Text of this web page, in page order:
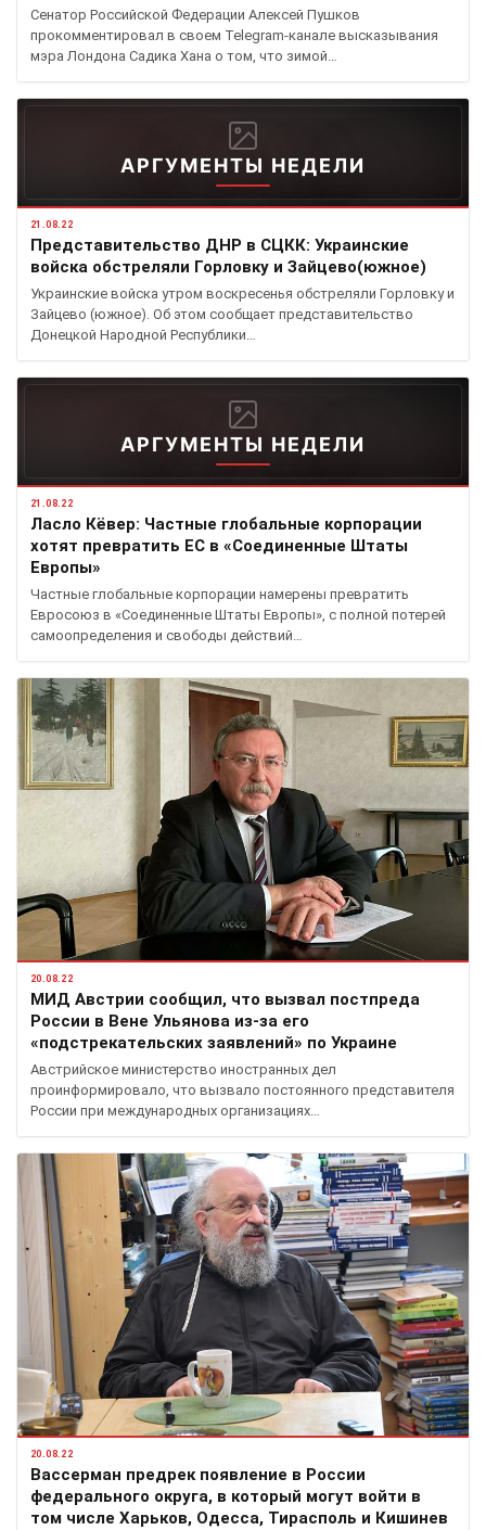
Сенатор Российской Федерации Алексей Пушков
прокомментировал в своем Telegram-канале высказывания
мэра Лондона Садика Хана о том, что зимой…
АРГУМЕНТЫ НЕДЕЛИ
21.08.22
Представительство ДНР в СЦКК: Украинские
войска обстреляли Горловку и Зайцево(южное)
Украинские войска утром воскресенья обстреляли Горловку и
Зайцево (южное). Об этом сообщает представительство
Донецкой Народной Республики…
АРГУМЕНТЫ НЕДЕЛИ
21.08.22
Ласло Кёвер: Частные глобальные корпорации
хотят превратить ЕС в «Соединенные Штаты
Европы»
Частные глобальные корпорации намерены превратить
Евросоюз в «Соединенные Штаты Европы», с полной потерей
самоопределения и свободы действий…
20.08.22
МИД Австрии сообщил, что вызвал постпреда
России в Вене Ульянова из-за его
«подстрекательских заявлений» по Украине
Австрийское министерство иностранных дел
проинформировало, что вызвало постоянного представителя
России при международных организациях…
20.08.22
Вассерман предрек появление в России
федерального округа, в который могут войти в
том числе Харьков, Одесса, Тирасполь и Кишинев